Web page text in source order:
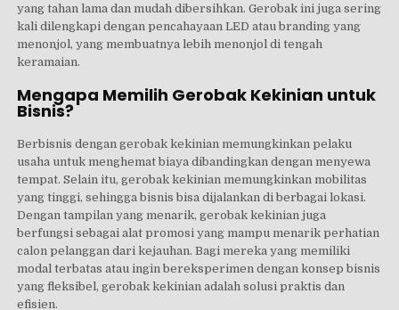
yang tahan lama dan mudah dibersihkan. Gerobak ini juga sering
kali dilengkapi dengan pencahayaan LED atau branding yang
menonjol, yang membuatnya lebih menonjol di tengah
keramaian.
Mengapa Memilih Gerobak Kekinian untuk
Bisnis?
Berbisnis dengan gerobak kekinian memungkinkan pelaku
usaha untuk menghemat biaya dibandingkan dengan menyewa
tempat. Selain itu, gerobak kekinian memungkinkan mobilitas
yang tinggi, sehingga bisnis bisa dijalankan di berbagai lokasi.
Dengan tampilan yang menarik, gerobak kekinian juga
berfungsi sebagai alat promosi yang mampu menarik perhatian
calon pelanggan dari kejauhan. Bagi mereka yang memiliki
modal terbatas atau ingin bereksperimen dengan konsep bisnis
yang fleksibel, gerobak kekinian adalah solusi praktis dan
efisien.